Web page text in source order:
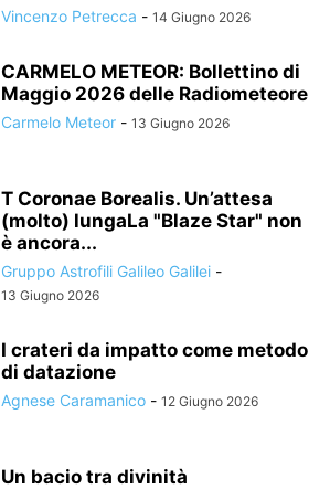
Vincenzo Petrecca - 14 Giugno 2026
CARMELO METEOR: Bollettino di
Maggio 2026 delle Radiometeore
Carmelo Meteor - 13 Giugno 2026
T Coronae Borealis. Un’attesa
(molto) lungaLa "Blaze Star" non
è ancora...
Gruppo Astrofili Galileo Galilei -
13 Giugno 2026
I crateri da impatto come metodo
di datazione
Agnese Caramanico - 12 Giugno 2026
Un bacio tra divinità